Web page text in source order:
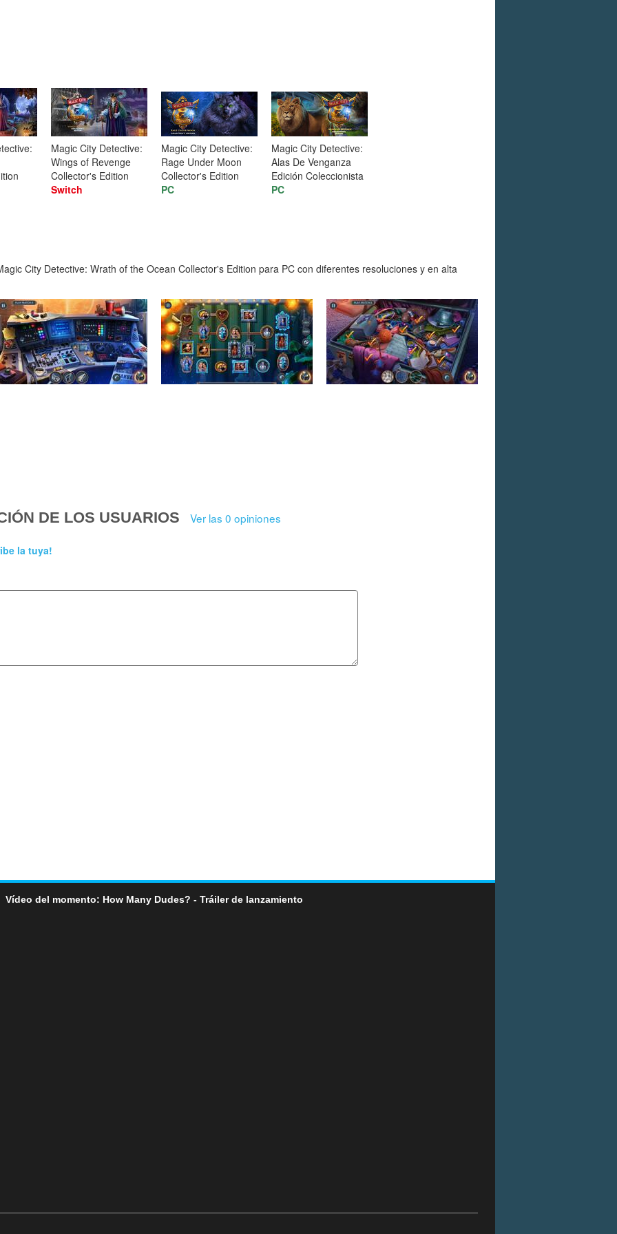
Magic City Detective:
Wings of Revenge
Collector's Edition
Switch
Magic City Detective:
Rage Under Moon
Collector's Edition
PC
Magic City Detective:
Alas De Venganza
Edición Coleccionista
PC
City Detective: Wrath of the Ocean Collector's Edition para PC con diferentes resoluciones y en alta
DE LOS USUARIOS Ver las 0 opiniones
la tuya!
Vídeo del momento: How Many Dudes? - Tráiler de lanzamiento